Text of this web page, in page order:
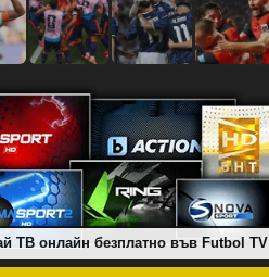
ТВ онлайн безплатно във Futbol TV